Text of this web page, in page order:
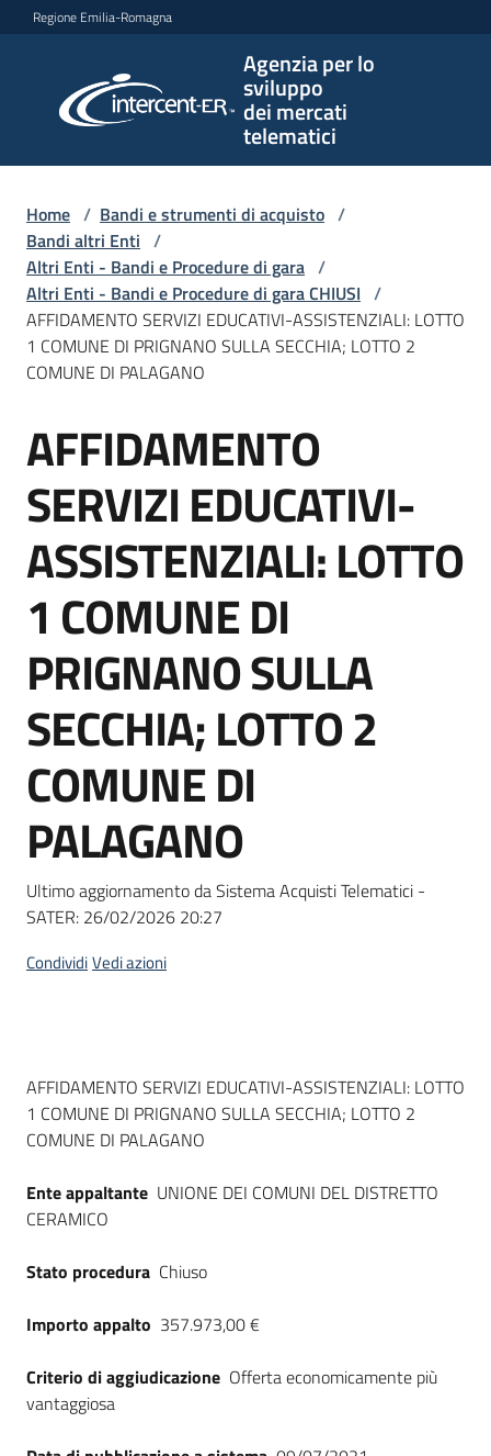
Vai al contenuto
Vai alla navigazione
Vai al footer
Regione Emilia-Romagna
Agenzia per lo
sviluppo
dei mercati
telematici
per lo
sviluppo
telematici
L'Agenzia
e
strumenti
acquisto
Supporto
Piattaforme
telematiche
site
Home / Bandi e strumenti di acquisto /
Bandi altri Enti /
Altri Enti - Bandi e Procedure di gara /
Altri Enti - Bandi e Procedure di gara CHIUSI /
AFFIDAMENTO SERVIZI EDUCATIVI-ASSISTENZIALI: LOTTO
1 COMUNE DI PRIGNANO SULLA SECCHIA; LOTTO 2
COMUNE DI PALAGANO
Salta al contenuto
AFFIDAMENTO
SERVIZI EDUCATIVI-
ASSISTENZIALI: LOTTO
1 COMUNE DI
PRIGNANO SULLA
SECCHIA; LOTTO 2
COMUNE DI
PALAGANO
Ultimo aggiornamento da Sistema Acquisti Telematici -
SATER: 26/02/2026 20:27
CondividiVedi azioni
Dati del bando
AFFIDAMENTO SERVIZI EDUCATIVI-ASSISTENZIALI: LOTTO
1 COMUNE DI PRIGNANO SULLA SECCHIA; LOTTO 2
COMUNE DI PALAGANO
Ente appaltante UNIONE DEI COMUNI DEL DISTRETTO
CERAMICO
Stato procedura Chiuso
Importo appalto 357.973,00 €
Criterio di aggiudicazione Offerta economicamente più
vantaggiosa